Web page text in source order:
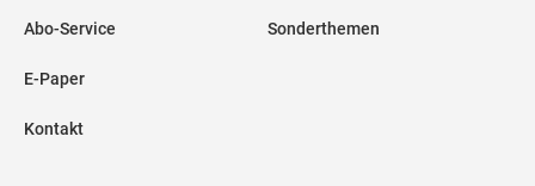
Abo-Service
E-Paper
Kontakt
Sonderthemen